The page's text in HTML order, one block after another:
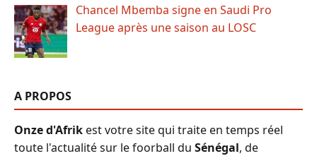
Chancel Mbemba signe en Saudi Pro
League après une saison au LOSC
A PROPOS
Onze d'Afrikest votre site qui traite en temps réel
toute l'actualité sur le foorball du Sénégal, de